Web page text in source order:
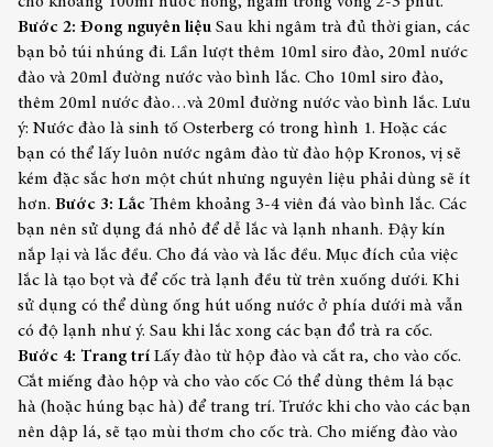
Bước 2: Đong nguyên liệu Sau khi ngâm trà đủ thời gian, các
bạn bỏ túi nhúng đi. Lần lượt thêm 10ml siro đào, 20ml nước
đào và 20ml đường nước vào bình lắc. Cho 10ml siro đào,
thêm 20ml nước đào…và 20ml đường nước vào bình lắc. Lưu
ý: Nước đào là sinh tố Osterberg có trong hình 1. Hoặc các
bạn có thể lấy luôn nước ngâm đào từ đào hộp Kronos, vị sẽ
kém đặc sắc hơn một chút nhưng nguyên liệu phải dùng sẽ ít
hơn. Bước 3: Lắc Thêm khoảng 3-4 viên đá vào bình lắc. Các
bạn nên sử dụng đá nhỏ để dễ lắc và lạnh nhanh. Đậy kín
nắp lại và lắc đều. Cho đá vào và lắc đều. Mục đích của việc
lắc là tạo bọt và để cốc trà lạnh đều từ trên xuống dưới. Khi
sử dụng có thể dùng ống hút uống nước ở phía dưới mà vẫn
có độ lạnh như ý. Sau khi lắc xong các bạn đổ trà ra cốc.
Bước 4: Trang trí Lấy đào từ hộp đào và cắt ra, cho vào cốc.
Cắt miếng đào hộp và cho vào cốc Có thể dùng thêm lá bạc
hà (hoặc húng bạc hà) để trang trí. Trước khi cho vào các bạn
nên dập lá, sẽ tạo mùi thơm cho cốc trà. Cho miếng đào vào